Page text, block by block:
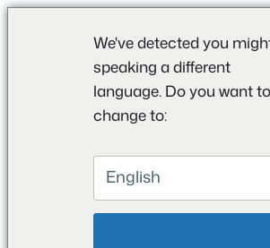
We've detected you
speaking a different
language. Do you want to
change to:
English